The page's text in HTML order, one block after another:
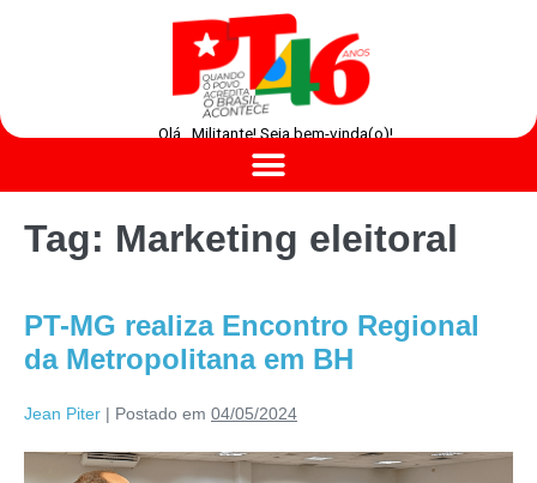
Olá , Militante! Seja bem-vinda(o)!
Tag: Marketing eleitoral
PT-MG realiza Encontro Regional
da Metropolitana em BH
Jean Piter | Postado em 04/05/2024